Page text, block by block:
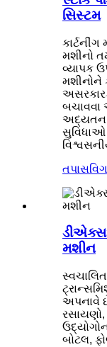
સિસ્ટમ
મશીનો
વ્યાપક
મશીનોને
બચાવવા
અદ્યતન
તપાસ
મશીન
અપનાવે
બોટલ,